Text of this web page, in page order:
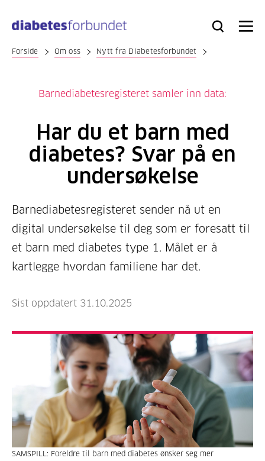
hovedinnhold
Bli
Logg
Søk Meny
Forside Om oss Nytt fra Diabetesforbundet
Barnediabetesregisteret samler inn data:
Har du et barn med
diabetes? Svar på en
undersøkelse
Barnediabetesregisteret sender nå ut en
digital undersøkelse til deg som er foresatt til
et barn med diabetes type 1. Målet er å
kartlegge hvordan familiene har det.
Sist oppdatert 31.10.2025
SAMSPILL: Foreldre til barn med diabetes ønsker seg mer